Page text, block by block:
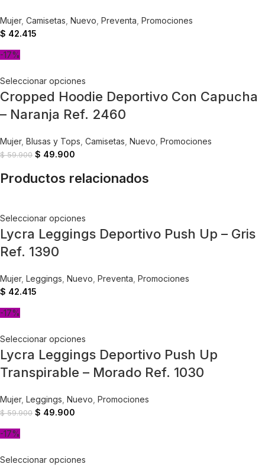
Mujer, Camisetas Nuevo Preventa Promociones
$ 42.415
-17%
Seleccionar opciones
Cropped Hoodie Deportivo Con Capucha
– Naranja Ref. 2460
Mujer, Blusas y Tops Camisetas Nuevo Promociones
$59.900 $ 49.900
Productos relacionados
Seleccionar opciones
Lycra Leggings Deportivo Push Up – Gris
Ref. 1390
Mujer, Leggings Nuevo Preventa Promociones
$ 42.415
-17%
Seleccionar opciones
Lycra Leggings Deportivo Push Up
Transpirable – Morado Ref. 1030
Mujer, Leggings Nuevo Promociones
$59.900 $ 49.900
-17%
Seleccionar opciones